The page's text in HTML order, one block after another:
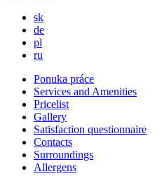
sk
de
pl
ru
Ponuka práce
Services and Amenities
Pricelist
Gallery
Satisfaction questionnaire
Contacts
Surroundings
Allergens